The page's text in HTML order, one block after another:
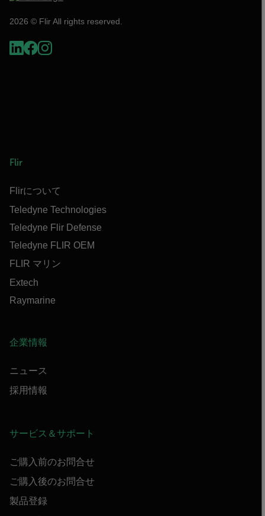
2026 © Flir All rights reserved.
Flir
Flirについて
Teledyne Technologies
Teledyne Flir Defense
Teledyne FLIR OEM
FLIR マリン
Extech
Raymarine
企業情報
ニュース
採用情報
サービス＆サポート
ご購入前のお問合せ
ご購入後のお問合せ
製品登録